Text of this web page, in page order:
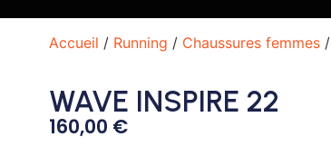
Accueil / Running / Chaussures femmes/
WAVE INSPIRE 22
160,00 €